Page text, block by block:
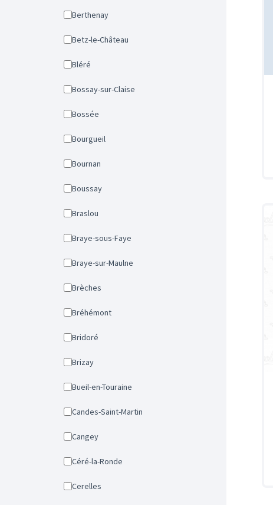
Berthenay
Betz-le-Château
Bléré
Bossay-sur-Claise
Bossée
Bourgueil
Bournan
Boussay
Braslou
Braye-sous-Faye
Braye-sur-Maulne
Brèches
Bréhémont
Bridoré
Brizay
Bueil-en-Touraine
Candes-Saint-Martin
Cangey
Céré-la-Ronde
Cerelles